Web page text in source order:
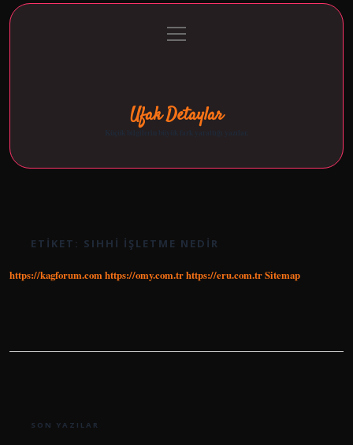
Gizlilik Politikası
menüyü
aç
Ufak Detaylar
Küçük bilgilerin büyük fark yarattığı yazılar.
ETIKET: SIHHI IŞLETME NEDIR
https://kagforum.com https://omy.com.trhttps://eru.com.trSitemap
SON YAZILAR